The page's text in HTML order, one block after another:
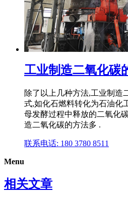
工业制造二氧化碳
除了以上几种方法,工业制造
式,如化石燃料转化为石油化
母发酵过程中释放的二氧化
造二氧化碳的方法多 .
联系电话: 180 3780 8511
Menu
相关文章